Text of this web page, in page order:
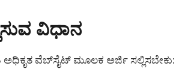
ವಿಧಾನ
ಅಧಿಕೃತ ವೆಬ್‌ಸೈಟ್ ಮೂಲಕ ಅರ್ಜಿ ಸಲ್ಲಿಸಬೇಕು: